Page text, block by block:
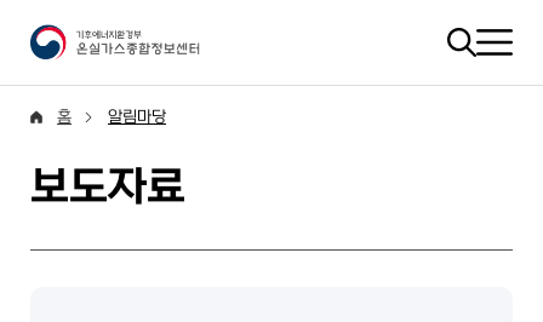
홈 알림마당
보도자료